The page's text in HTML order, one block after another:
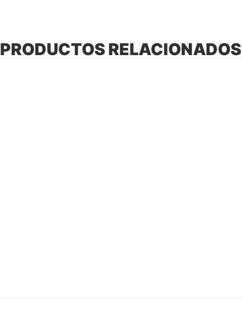
PRODUCTOS RELACIONADOS